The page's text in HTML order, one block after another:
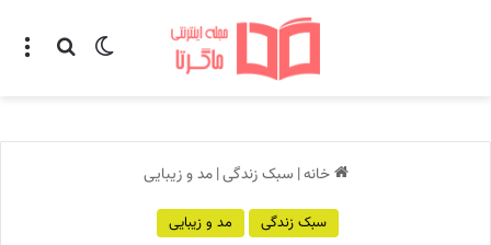
تغییر پوسته
خانه| سبک زندگی| مد و زیبایی
سبک زندگی مد و زیبایی